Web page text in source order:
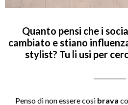
Quanto pensi che i
cambiato e stiano
stylist? Tu li usi per
Penso di non essere così brava